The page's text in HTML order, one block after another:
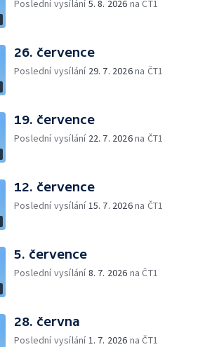
Poslední vysílání5. 8. 2026 na ČT1
26. července
Poslední vysílání 29. 7. 2026na ČT1
19. července
Poslední vysílání 22. 7. 2026na ČT1
12. července
Poslední vysílání15. 7. 2026na ČT1
5. července
Poslední vysílání8. 7. 2026 na ČT1
28. června
Poslední vysílání1. 7. 2026 na ČT1